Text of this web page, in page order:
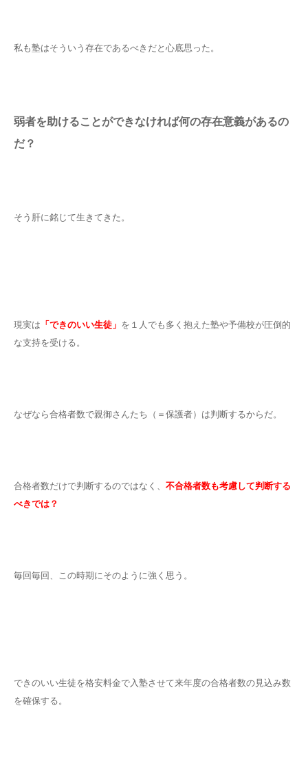
私も塾はそういう存在であるべきだと心底思った。
弱者を助けることができなければ何の存在意義があるの
だ？
そう肝に銘じて生きてきた。
現実は 「できのいい生徒」 を１人でも多く抱えた塾や予備校が圧倒的
な支持を受ける。
なぜなら合格者数で親御さんたち（＝保護者）は判断するからだ。
合格者数だけで判断するのではなく、 不合格者数も考慮して判断する
べきでは？
毎回毎回、この時期にそのように強く思う。
できのいい生徒を格安料金で入塾させて来年度の合格者数の見込み数
を確保する。